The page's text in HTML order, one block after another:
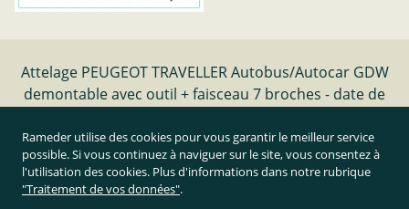
Attelage PEUGEOT TRAVELLER Autobus/Autocar GDW
demontable avec outil + faisceau 7 broches - date de
Résilier le contrat
Rameder utilise des cookies pour vous garantir le meilleur service
possible. Si vous continuez à naviguer sur le site, vous consentez à
l'utilisation des cookies. Plus d'informations dans notre rubrique
"Traitement de vos données".